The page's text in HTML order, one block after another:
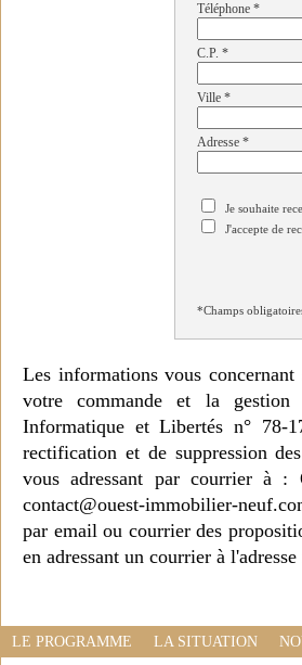
Téléphone *
C.P. *
Ville *
Adresse *
Je souhaite
J'accepte de
*Champs
Les informations vous
votre commande et la
Informatique et Libertés n° 78-
rectification et de suppression
vous adressant par courrier à
contact@ouest-immobilier-
par email ou courrier des
en adressant un courrier à
LE PROGRAMME LA SITUATION